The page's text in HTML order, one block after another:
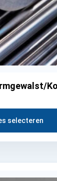
selecteren